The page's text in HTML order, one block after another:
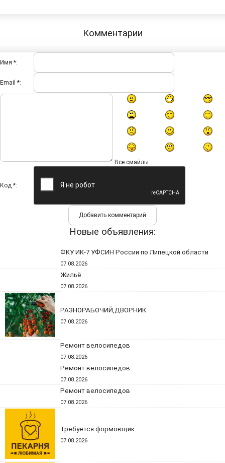
Комментарии
Имя *:
Email *:
Все смайлы
Код *:
Новые объявления:
ФКУ ИК-7 УФСИН России по Липецкой области
07.08.2026
Жильё
07.08.2026
РАЗНОРАБОЧИЙ,ДВОРНИК
07.08.2026
Ремонт велосипедов
07.08.2026
Ремонт велосипедов
07.08.2026
Ремонт велосипедов
07.08.2026
Требуется формовщик
07.08.2026